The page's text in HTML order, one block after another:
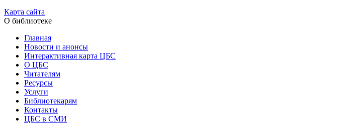
Карта сайта
О библиотеке
Главная
Новости и анонсы
Интерактивная карта ЦБС
О ЦБС
Читателям
Ресурсы
Услуги
Библиотекарям
Контакты
ЦБС в СМИ